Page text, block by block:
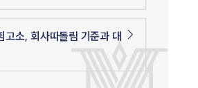
고소, 회사따돌림 기준과 대